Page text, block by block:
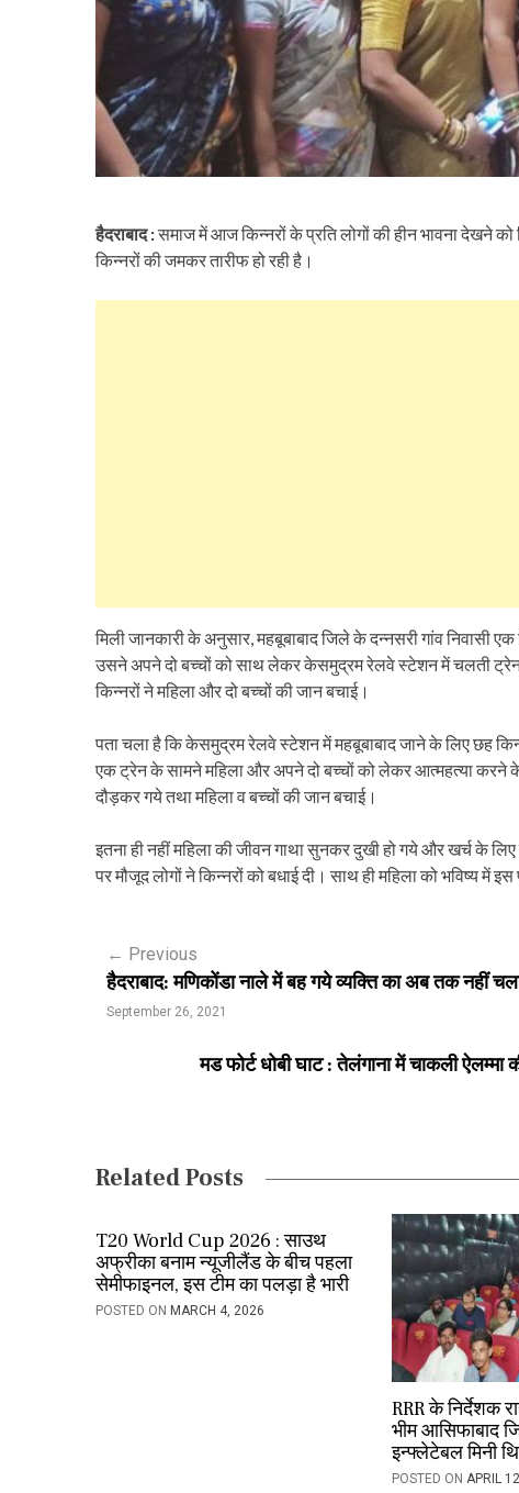
हैदराबाद :समाज में आज किन्नरों के प्रति लोगों की हीन भावना देखने
किन्नरों की जमकर तारीफ हो रही है।
मिली जानकारी के अनुसार, महबूबाबाद जिले के दन्नसरी गांव निवासी
उसने अपने दो बच्चों को साथ लेकर केसमुद्रम रेलवे स्टेशन में चलती
किन्नरों ने महिला और दो बच्चों की जान बचाई।
पता चला है कि केसमुद्रम रेलवे स्टेशन में महबूबाबाद जाने के लिए छह
एक ट्रेन के सामने महिला और अपने दो बच्चों को लेकर आत्महत्या करने के
दौड़कर गये तथा महिला व बच्चों की जान बचाई।
इतना ही नहीं महिला की जीवन गाथा सुनकर दुखी हो गये और खर्च के
पर मौजूद लोगों ने किन्नरों को बधाई दी। साथ ही महिला को भविष्य में
P
o
v
i
g
a
← Previous
हैदराबाद: मणिकोंडा नाले में बह गये व्यक्ति का अब तक नहीं
September 26, 2021
मड फोर्ट धोबी घाट : तेलंगाना में चाकली
Related Posts
T20 World Cup 2026 : साउथ
अफ्रीका बनाम न्यूजीलैंड के बीच पहला
सेमीफाइनल, इस टीम का पलड़ा है भारी
POSTED ON MARCH 4, 2026
RRR के निर्देशक
भीम आसिफाबाद
इन्फ्लेटेबल मिनी
POSTED ON APRIL